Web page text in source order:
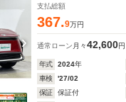
支払総額
367.9万円
通常ローン 月々42,600円
年式 2024年
車検
'27/02
保証
保証付